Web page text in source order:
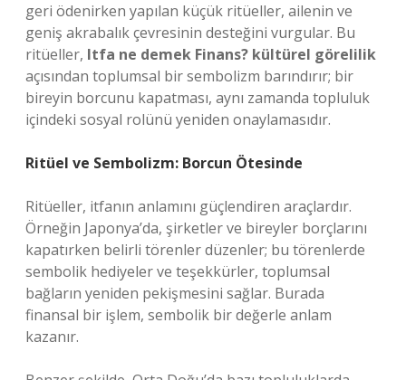
geri ödenirken yapılan küçük ritüeller, ailenin ve
geniş akrabalık çevresinin desteğini vurgular. Bu
ritüeller, Itfa ne demek Finans? kültürel görelilik
açısından toplumsal bir sembolizm barındırır; bir
bireyin borcunu kapatması, aynı zamanda topluluk
içindeki sosyal rolünü yeniden onaylamasıdır.
Ritüel ve Sembolizm: Borcun Ötesinde
Ritüeller, itfanın anlamını güçlendiren araçlardır.
Örneğin Japonya’da, şirketler ve bireyler borçlarını
kapatırken belirli törenler düzenler; bu törenlerde
sembolik hediyeler ve teşekkürler, toplumsal
bağların yeniden pekişmesini sağlar. Burada
finansal bir işlem, sembolik bir değerle anlam
kazanır.